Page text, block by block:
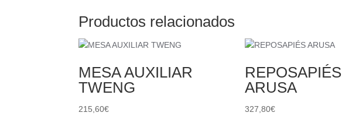
Productos relacionados
MESA AUXILIAR
TWENG
215,60€
REPOSAPIÉS
ARUSA
327,80€